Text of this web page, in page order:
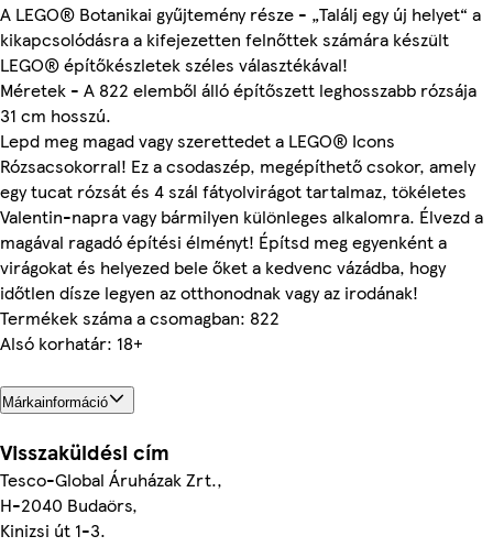
A LEGO® Botanikai gyűjtemény része - „Találj egy új helyet“ a
kikapcsolódásra a kifejezetten felnőttek számára készült
LEGO® építőkészletek széles választékával!
Méretek - A 822 elemből álló építőszett leghosszabb rózsája
31 cm hosszú.
Lepd meg magad vagy szerettedet a LEGO® Icons
Rózsacsokorral! Ez a csodaszép, megépíthető csokor, amely
egy tucat rózsát és 4 szál fátyolvirágot tartalmaz, tökéletes
Valentin-napra vagy bármilyen különleges alkalomra. Élvezd a
magával ragadó építési élményt! Építsd meg egyenként a
virágokat és helyezed bele őket a kedvenc vázádba, hogy
időtlen dísze legyen az otthonodnak vagy az irodának!
Termékek száma a csomagban: 822
Alsó korhatár: 18+
Márkainformáció
Visszaküldési cím
Tesco-Global Áruházak Zrt.,
H-2040 Budaörs,
Kinizsi út 1-3.